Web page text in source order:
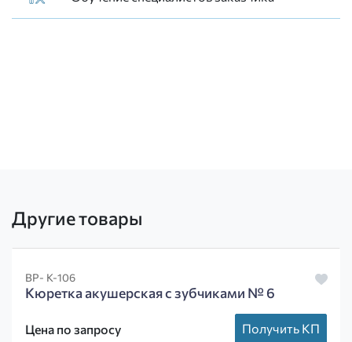
Другие товары
ВР- К-106
Кюретка акушерская с зубчиками № 6
Цена по запросу Получить КП